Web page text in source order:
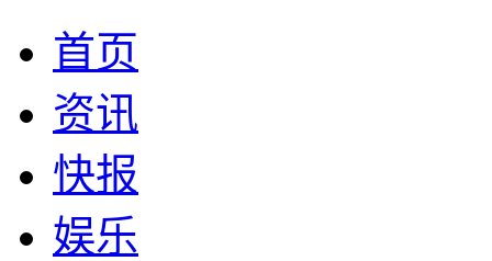
首页
资讯
快报
娱乐